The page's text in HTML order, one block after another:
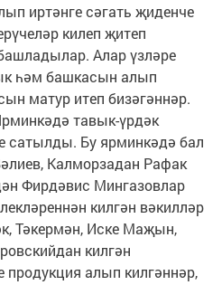
иртәнге сәгать җиденче
килеп җитеп
Алар үзләре
һәм башкасын алып
матур итеп бизәгәннәр.
тавык-үрдәк
сатылды. Бу ярминкәдә бал
Калморзадан Рафак
Фирдәвис Мингазовлар
килгән вәкилләр
Тәкермән, Иске Маҗын,
килгән
продукция алып килгәннәр,